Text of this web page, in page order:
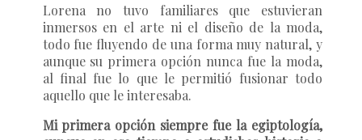
Lorena no tuvo familiares que estuvieran
inmersos en el arte ni el diseño de la moda,
todo fue fluyendo de una forma muy natural, y
aunque su primera opción nunca fue la moda,
al final fue lo que le permitió fusionar todo
aquello que le interesaba.
Mi primera opción siempre fue la egiptología,